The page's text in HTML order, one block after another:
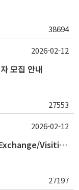
38694
모집 안내
27553
2026-02-12
Seoul National University Student Exchange/Visiting Program Guideline (Fall 2026 Admission) / 2026학년도 2학기 국제교환방문학생 프로그램 선발 절차 안
27197
2026-02-12